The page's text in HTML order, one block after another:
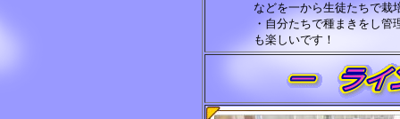
などを一から生徒たちで栽
・自分たちで種まきをし管
も楽しいです！